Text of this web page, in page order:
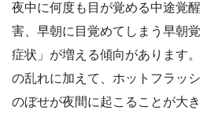
夜中に何度も目が覚める中途覚
害、早朝に目覚めてしまう早朝
症状」が増える傾向があります
の乱れに加えて、ホットフラッ
のぼせが夜間に起こることが大